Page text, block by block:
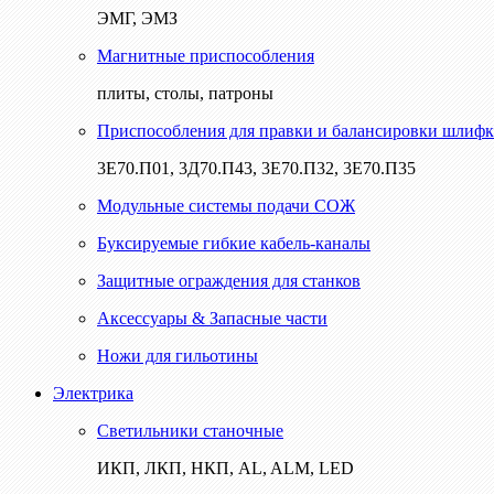
ЭМГ, ЭМЗ
Магнитные приспособления
плиты, столы, патроны
Приспособления для правки и балансировки
3Е70.П01, 3Д70.П43, 3Е70.П32, 3Е70.П35
Модульные системы подачи СОЖ
Буксируемые гибкие кабель-каналы
Защитные ограждения для станков
Аксессуары & Запасные части
Ножи для гильотины
Электрика
Светильники станочные
ИКП, ЛКП, НКП, AL, ALM, LED